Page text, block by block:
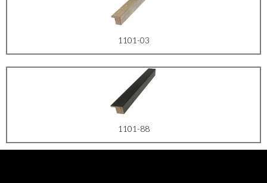
1101-03
1101-88